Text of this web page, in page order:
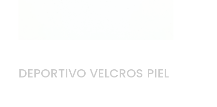
DEPORTIVO VELCROS PIEL